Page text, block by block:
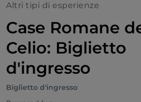
Altri tipi di esperienze
Case Romane
Celio: Biglietto
d'ingresso
Biglietto d'ingresso